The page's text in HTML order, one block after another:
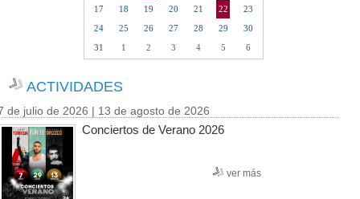
17
18 19 20 21 22
23
24
25 26 27 28 29
30
31
1 2 3 4 5 6
ACTIVIDADES
de julio de 2026 | 13 de agosto de 2026
Conciertos de Verano 2026
ver más